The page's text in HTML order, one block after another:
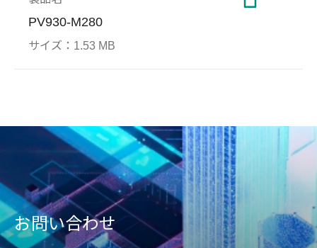
PV930-M280
サイズ： 1.53 MB
End-to-end Data
トからコントローラ、または
コントローラからDRAMや
NANDフラッシュにデータが
移動すると、エラーチェック
の実行が確保されます。場合
によっては、エラー修正もそ
の機能の一部になります。
ギャンブルゲーム
ョンによって貴方のデータを
保護
よび
お問い合わせ